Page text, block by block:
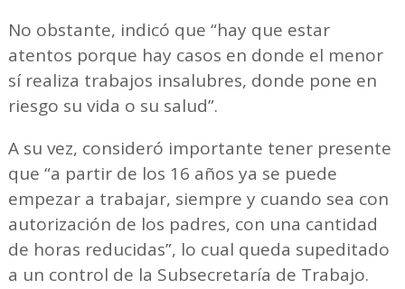
No obstante, indicó que “hay que estar
atentos porque hay casos en donde el menor
sí realiza trabajos insalubres, donde pone en
riesgo su vida o su salud”.
A su vez, consideró importante tener presente
que “a partir de los 16 años ya se puede
empezar a trabajar, siempre y cuando sea con
autorización de los padres, con una cantidad
de horas reducidas”, lo cual queda supeditado
a un control de la Subsecretaría de Trabajo.